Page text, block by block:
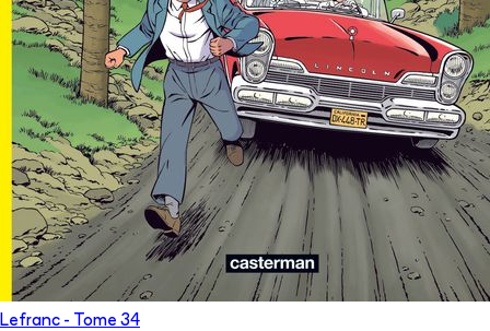
Lefranc - Tome 34